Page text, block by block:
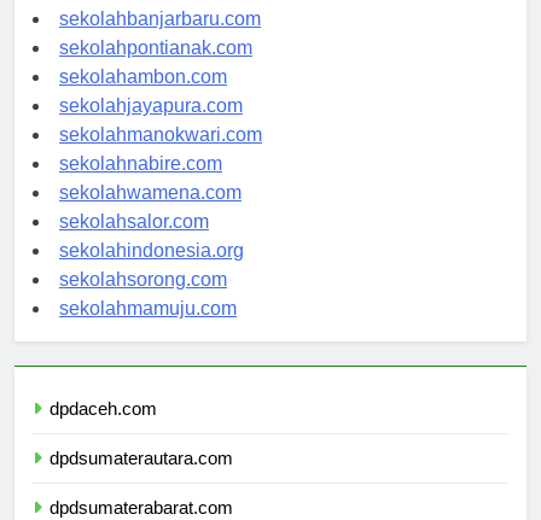
sekolahpalangkaraya.com
sekolahbanjarbaru.com
sekolahpontianak.com
sekolahambon.com
sekolahjayapura.com
sekolahmanokwari.com
sekolahnabire.com
sekolahwamena.com
sekolahsalor.com
sekolahindonesia.org
sekolahsorong.com